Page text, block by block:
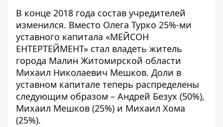
В конце 2018 года состав учредителей
изменился. Вместо Олега Турко 25%-ми
уставного капитала «МЕЙСОН
ЕНТЕРТЕЙМЕНТ» стал владеть житель
города Малин Житомирской области
Михаил Николаевич Мешков. Доли в
уставном капитале теперь распределены
следующим образом – Андрей Безух (50%),
Михаил Мешков (25%) и Михаил Хома
(25%).